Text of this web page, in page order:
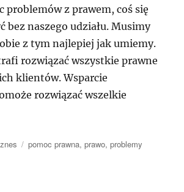
problemów z prawem, coś się
bez naszego udziału. Musimy
z tym najlepiej jak umiemy.
rozwiązać wszystkie prawne
klientów. Wsparcie
rozwiązać wszelkie
Tagi
pomoc prawna,prawo,problemy